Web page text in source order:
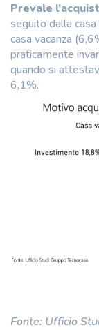
Prevale
seguito dalla
casa vacanza
praticamente
quando si
6,1%.
Fonte: Ufficio